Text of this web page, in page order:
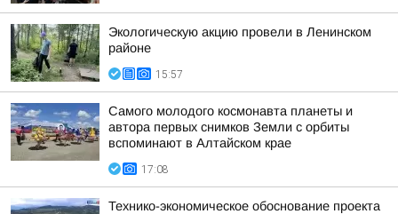
Экологическую акцию провели в Ленинском
районе
15:57
Самого молодого космонавта планеты и
автора первых снимков Земли с орбиты
вспоминают в Алтайском крае
17:08
Технико-экономическое обоснование проекта